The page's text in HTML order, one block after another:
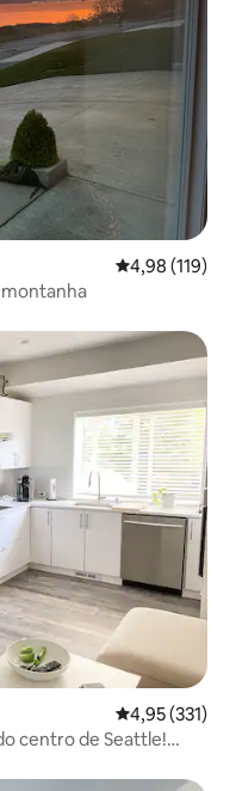
4,98 de uma
4,98 (119)
montanha
4,95 de uma
4,95 (331)
centro de Seattle!